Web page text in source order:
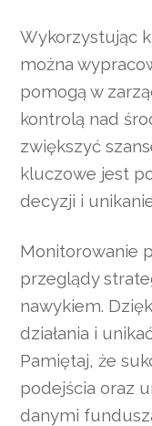
Wykorzystując
można
pomogą w
kontrolą nad
zwiększyć
kluczowe jest
decyzji i
Monitorowanie
przeglądy
nawykiem.
działania i
Pamiętaj, że
podejścia oraz
danymi